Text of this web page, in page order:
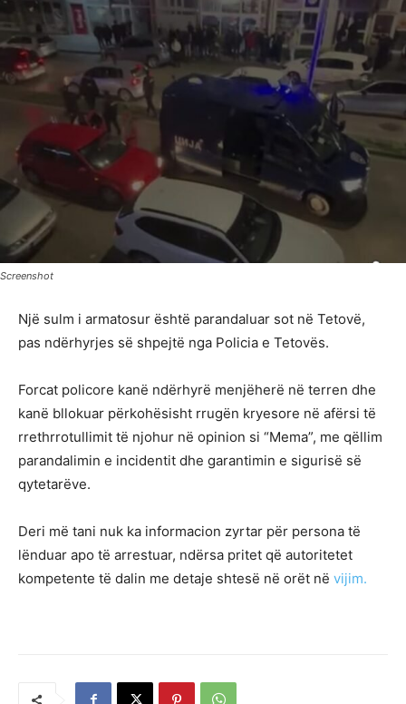
Screenshot
Një sulm i armatosur është parandaluar sot në Tetovë,
pas ndërhyrjes së shpejtë nga Policia e Tetovës.
Forcat policore kanë ndërhyrë menjëherë në terren dhe
kanë bllokuar përkohësisht rrugën kryesore në afërsi të
rrethrrotullimit të njohur në opinion si “Mema”, me qëllim
parandalimin e incidentit dhe garantimin e sigurisë së
qytetarëve.
Deri më tani nuk ka informacion zyrtar për persona të
lënduar apo të arrestuar, ndërsa pritet që autoritetet
kompetente të dalin me detaje shtesë në orët në vijim.